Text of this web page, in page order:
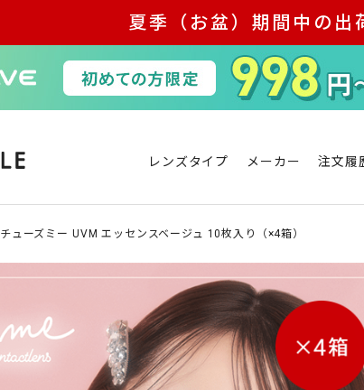
夏季（お盆）期間中の出
レンズタイプ メーカー 注文履
チューズミー UVM エッセンスベージュ 10枚入り（×4箱）